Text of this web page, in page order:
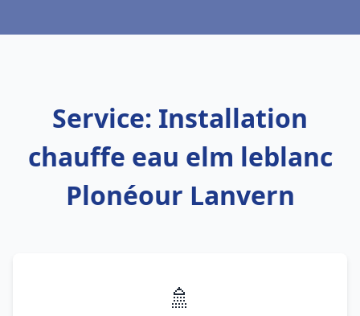
Service: Installation
chauffe eau elm leblanc
Plonéour Lanvern
🚿